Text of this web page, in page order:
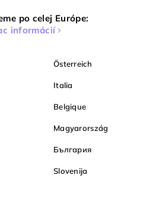
po celej Európe:
informácií
Österreich
Italia
Belgique
Magyarország
България
Slovenija